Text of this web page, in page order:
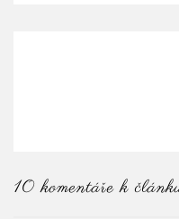
10 komentáře k